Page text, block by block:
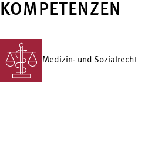
KOMPETENZEN
Medizin- und Sozialrecht